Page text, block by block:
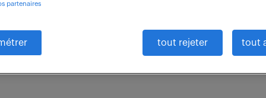
partenaires
tout rejeter tout